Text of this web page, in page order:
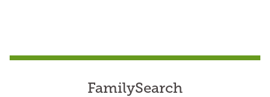
FamilySearch